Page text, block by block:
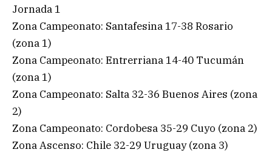
Jornada 1
Zona Campeonato: Santafesina 17-38 Rosario
(zona 1)
Zona Campeonato: Entrerriana 14-40 Tucumán
(zona 1)
Zona Campeonato: Salta 32-36 Buenos Aires (zona
2)
Zona Campeonato: Cordobesa 35-29 Cuyo (zona 2)
Zona Ascenso: Chile 32-29 Uruguay (zona 3)